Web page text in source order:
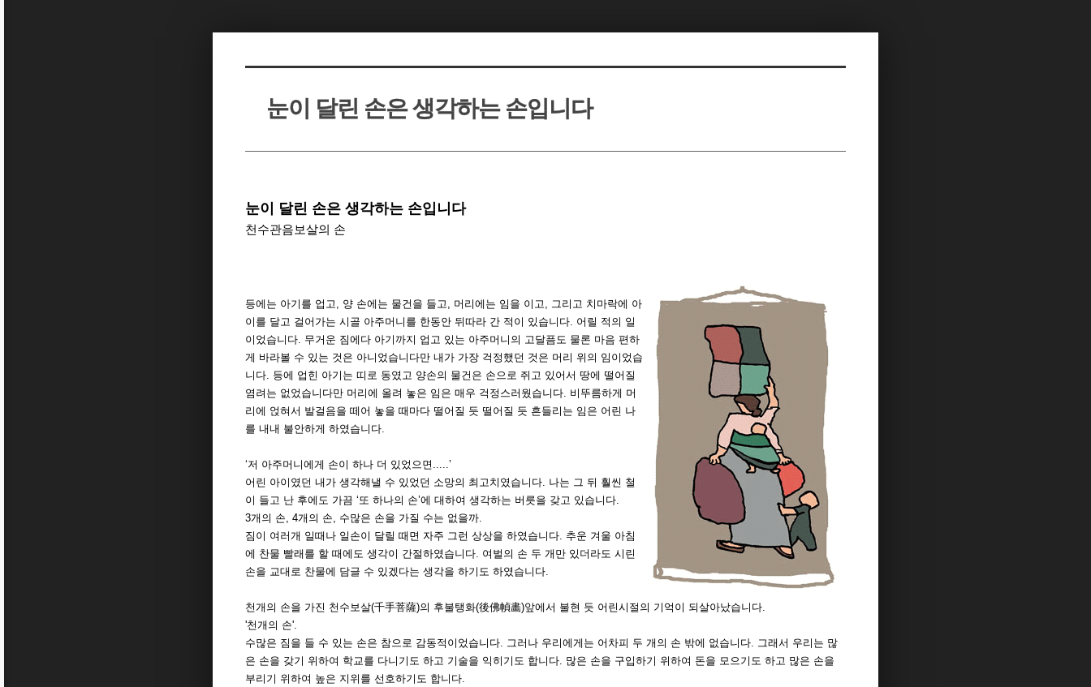
눈이 달린 손은 생각하는 손입니다
눈이 달린 손은 생각하는 손입니다
천수관음보살의 손
등에는 아기를 업고, 양 손에는 물건을 들고, 머리에는 임을 이고, 그리고 치마락에 아
이를 달고 걸어가는 시골 아주머니를 한동안 뒤따라 간 적이 있습니다. 어릴 적의 일
이었습니다. 무거운 짐에다 아기까지 업고 있는 아주머니의 고달픔도 물론 마음 편하
게 바라볼 수 있는 것은 아니었습니다만 내가 가장 걱정했던 것은 머리 위의 임이었습
니다. 등에 업힌 아기는 띠로 동였고 양손의 물건은 손으로 쥐고 있어서 땅에 떨어질
염려는 없었습니다만 머리에 올려 놓은 임은 매우 걱정스러웠습니다. 비뚜름하게 머
리에 얹혀서 발걸음을 떼어 놓을 때마다 떨어질 듯 떨어질 듯 흔들리는 임은 어린 나
를 내내 불안하게 하였습니다.
‘저 아주머니에게 손이 하나 더 있었으면.....’
어린 아이였던 내가 생각해낼 수 있었던 소망의 최고치였습니다. 나는 그 뒤 훨씬 철
이 들고 난 후에도 가끔 ‘또 하나의 손’에 대하여 생각하는 버릇을 갖고 있습니다.
3개의 손, 4개의 손, 수많은 손을 가질 수는 없을까.
짐이 여러개 일때나 일손이 달릴 때면 자주 그런 상상을 하였습니다. 추운 겨울 아침
에 찬물 빨래를 할 때에도 생각이 간절하였습니다. 여벌의 손 두 개만 있더라도 시린
손을 교대로 찬물에 담글 수 있겠다는 생각을 하기도 하였습니다.
천개의 손을 가진 천수보살(千手菩薩)의 후불탱화(後佛幀畵)앞에서 불현 듯 어린시절의 기억이 되살아났습니다.
'천개의 손'.
수많은 짐을 들 수 있는 손은 참으로 감동적이었습니다. 그러나 우리에게는 어차피 두 개의 손 밖에 없습니다. 그래서 우리는 많
은 손을 갖기 위하여 학교를 다니기도 하고 기술을 익히기도 합니다. 많은 손을 구입하기 위하여 돈을 모으기도 하고 많은 손을
부리기 위하여 높은 지위를 선호하기도 합니다.
Sketchbook5, 스케치북5
Sketchbook5, 스케치북5
Sketchbook5, 스케치북5
Sketchbook5, 스케치북5